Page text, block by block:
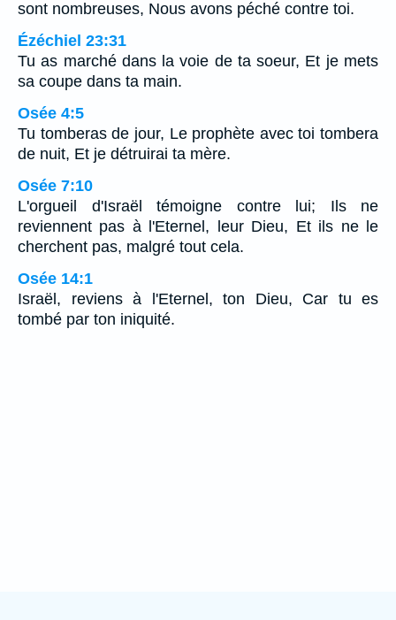
sont nombreuses, Nous avons péché contre toi.
Ézéchiel 23:31
Tu as marché dans la voie de ta soeur, Et je mets
sa coupe dans ta main.
Osée 4:5
Tu tomberas de jour, Le prophète avec toi tombera
de nuit, Et je détruirai ta mère.
Osée 7:10
L'orgueil d'Israël témoigne contre lui; Ils ne
reviennent pas à l'Eternel, leur Dieu, Et ils ne le
cherchent pas, malgré tout cela.
Osée 14:1
Israël, reviens à l'Eternel, ton Dieu, Car tu es
tombé par ton iniquité.